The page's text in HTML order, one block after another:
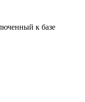
к базе